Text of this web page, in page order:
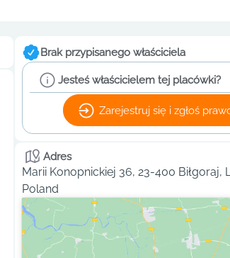
Brak przypisanego właściciela
Jesteś właścicielem tej placówki?
Zarejestruj się i zgłoś
Adres
Marii Konopnickiej 36, 23-400 Biłgoraj,
Poland